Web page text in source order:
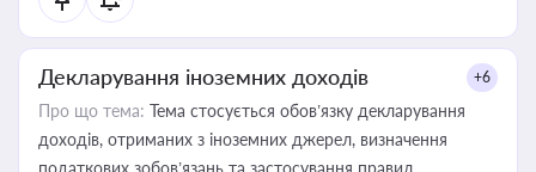
Декларування іноземних доходів +6
Про що тема: Тема стосується обов’язку декларування
доходів, отриманих з іноземних джерел, визначення
податкових зобов’язань та застосування правил